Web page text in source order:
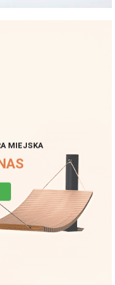
MIEJSKA